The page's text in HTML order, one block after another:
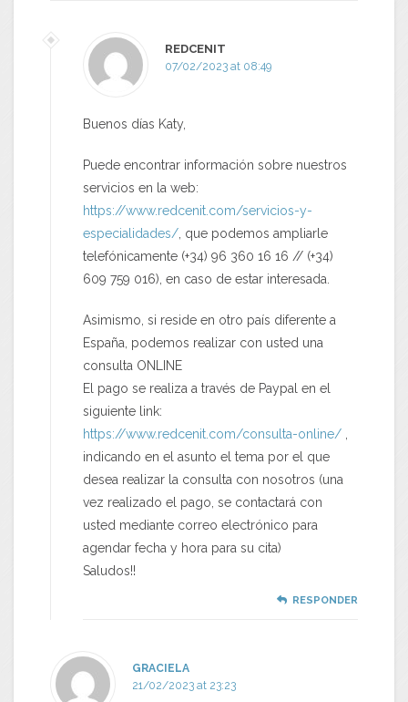
REDCENIT
07/02/2023 at 08:49
Buenos días Katy,
Puede encontrar información sobre nuestros
servicios en la web:
https://www.redcenit.com/servicios-y-
especialidades/ , que podemos ampliarle
telefónicamente (+34) 96 360 16 16 // (+34)
609 759 016), en caso de estar interesada.
Asimismo, si reside en otro país diferente a
España, podemos realizar con usted una
consulta ONLINE
El pago se realiza a través de Paypal en el
siguiente link:
https://www.redcenit.com/consulta-online/
indicando en el asunto el tema por el que
desea realizar la consulta con nosotros (una
vez realizado el pago, se contactará con
usted mediante correo electrónico para
agendar fecha y hora para su cita)
Saludos!!
RESPONDER
GRACIELA
21/02/2023 at 23:23